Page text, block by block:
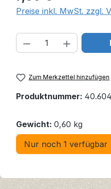
Preise inkl. MwSt. zzgl.
Produkt Anzahl:
Zum Merkzettel hinzufügen
Produktnummer:
Gewicht: 0,60 kg
Nur noch 1 verfügbar